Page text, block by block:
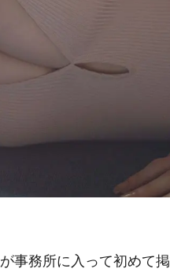
事務所に入って初めて